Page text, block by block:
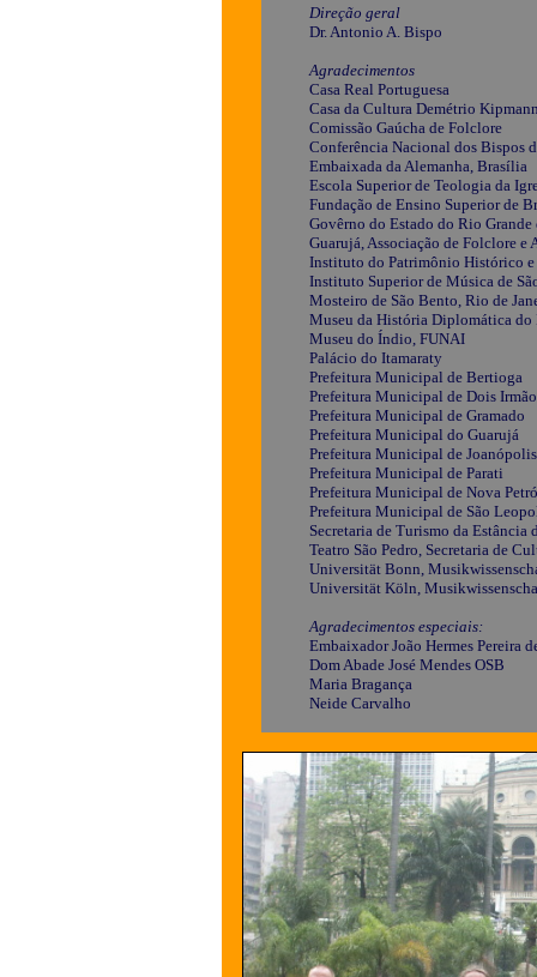
Direção geral
Dr. Antonio A. Bispo
Agradecimentos
Casa Real Portuguesa
Casa da Cultura Demétrio
Comissão Gaúcha de Folclore
Conferência Nacional dos Bispos
Embaixada da Alemanha, Brasília
Escola Superior de Teologia da
Fundação de Ensino Superior de
Govêrno do Estado do Rio Grande
Guarujá, Associação de Folclore e
Instituto do Patrimônio Histórico
Instituto Superior de Música de
Mosteiro de São Bento, Rio de
Museu da História Diplomática do
Museu do Índio, FUNAI
Palácio do Itamaraty
Prefeitura Municipal de Bertioga
Prefeitura Municipal de Dois
Prefeitura Municipal de Gramado
Prefeitura Municipal do Guarujá
Prefeitura Municipal de Joanópolis
Prefeitura Municipal de Parati
Prefeitura Municipal de Nova
Prefeitura Municipal de São
Secretaria de Turismo da Estância
Teatro São Pedro, Secretaria de
Universität Bonn,
Universität Köln,
Agradecimentos especiais:
Embaixador João Hermes Pereira
Dom Abade José Mendes OSB
Maria Bragança
Neide Carvalho